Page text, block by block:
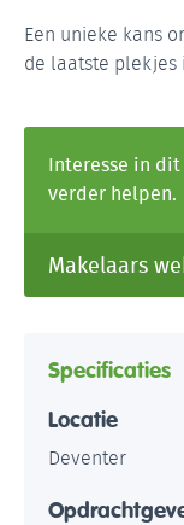
Een unieke kans
de laatste plekjes
Interesse in dit
verder helpen.
Makelaars
Specificaties
Locatie
Deventer